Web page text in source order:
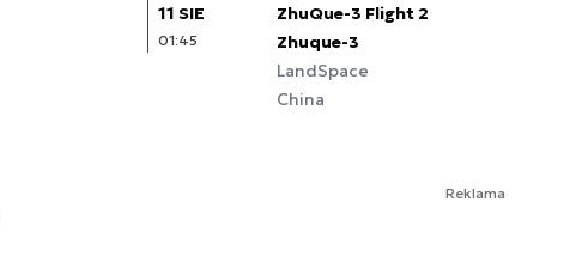
11 SIE
01:45
ZhuQue-3 Flight 2
Zhuque-3
LandSpace
China
Reklama